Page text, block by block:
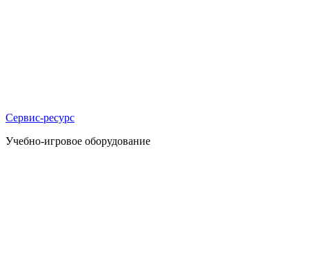
Сервис-ресурс
Учебно-игровое оборудование